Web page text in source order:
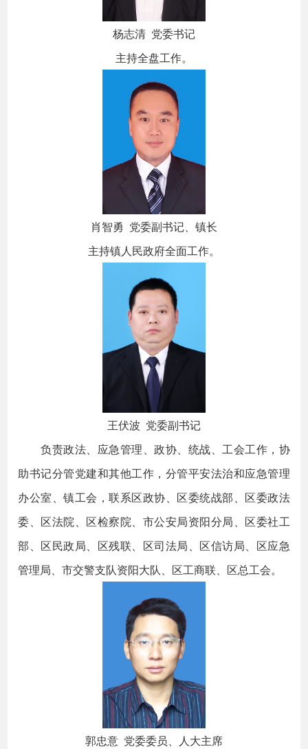
杨志清 党委书记
主持全盘工作。
肖智勇 党委副书记、镇长
主持镇人民政府全面工作。
王伏波 党委副书记
负责政法、应急管理、政协、统战、工会工作，协
助书记分管党建和其他工作，分管平安法治和应急管理
办公室、镇工会，联系区政协、区委统战部、区委政法
委、区法院、区检察院、市公安局资阳分局、区委社工
部、区民政局、区残联、区司法局、区信访局、区应急
管理局、市交警支队资阳大队、区工商联、区总工会。
郭忠意 党委委员、人大主席